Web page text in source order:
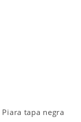
tapa negra